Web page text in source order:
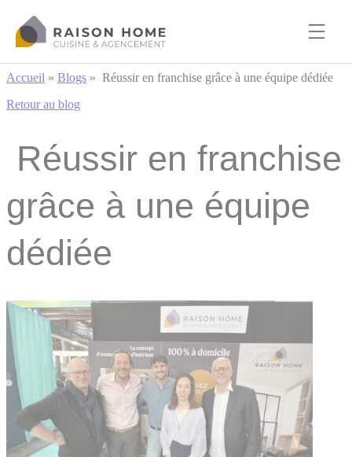
Accueil » Blogs » Réussir en franchise grâce à une équipe dédiée
Retour au blog
Réussir en franchise
grâce à une équipe
dédiée